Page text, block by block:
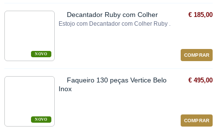
NOVO
Decantador Ruby com Colher
Estojo com Decantador com Colher Ruby .
€ 185,00
COMPRAR
NOVO
Faqueiro 130 peças Vertice Belo
Inox
€ 495,00
COMPRAR